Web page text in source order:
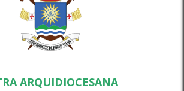
ARQUIDIOCESANA